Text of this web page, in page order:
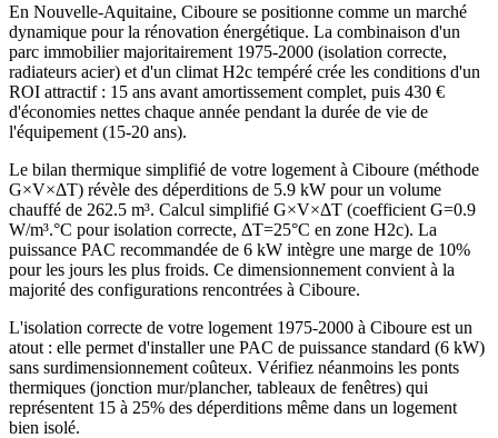
En Nouvelle-Aquitaine, Ciboure se positionne comme un marché
dynamique pour la rénovation énergétique. La combinaison d'un
parc immobilier majoritairement 1975-2000 (isolation correcte,
radiateurs acier) et d'un climat H2c tempéré crée les conditions d'un
ROI attractif : 15 ans avant amortissement complet, puis 430 €
d'économies nettes chaque année pendant la durée de vie de
l'équipement (15-20 ans).
Le bilan thermique simplifié de votre logement à Ciboure (méthode
G×V×ΔT) révèle des déperditions de 5.9 kW pour un volume
chauffé de 262.5 m³. Calcul simplifié G×V×ΔT (coefficient G=0.9
W/m³.°C pour isolation correcte, ΔT=25°C en zone H2c). La
puissance PAC recommandée de 6 kW intègre une marge de 10%
pour les jours les plus froids. Ce dimensionnement convient à la
majorité des configurations rencontrées à Ciboure.
L'isolation correcte de votre logement 1975-2000 à Ciboure est un
atout : elle permet d'installer une PAC de puissance standard (6 kW)
sans surdimensionnement coûteux. Vérifiez néanmoins les ponts
thermiques (jonction mur/plancher, tableaux de fenêtres) qui
représentent 15 à 25% des déperditions même dans un logement
bien isolé.